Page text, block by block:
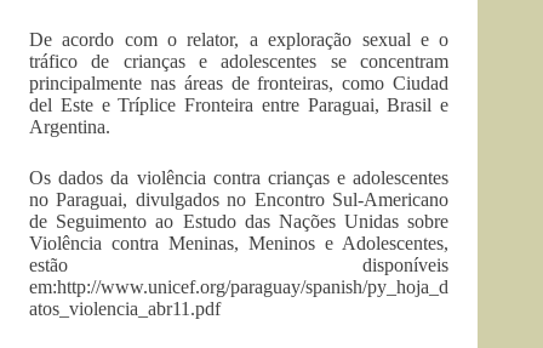
De acordo com o relator, a exploração sexual e o
tráfico de crianças e adolescentes se concentram
principalmente nas áreas de fronteiras, como Ciudad
del Este e Tríplice Fronteira entre Paraguai, Brasil e
Argentina.
Os dados da violência contra crianças e adolescentes
no Paraguai, divulgados no Encontro Sul-Americano
de Seguimento ao Estudo das Nações Unidas sobre
Violência contra Meninas, Meninos e Adolescentes,
estão disponíveis
em:http://www.unicef.org/paraguay/spanish/py_hoja_d
atos_violencia_abr11.pdf